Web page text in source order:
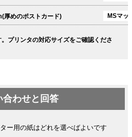
厚めのポストカード) MSマッ
プリンタの対応サイズをご確認くださ
合わせと回答
ー用の紙はどれを選べばよいです